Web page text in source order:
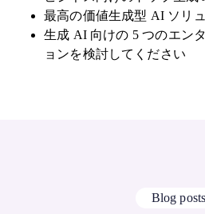
最高の価値生成型 AI ソリ
生成 AI 向けの 5 つのエン
ョンを検討してください
Blog posts